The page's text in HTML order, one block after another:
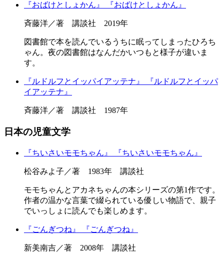
『おばけとしょかん』 『おばけとしょかん』
斉藤洋／著 講談社 2019年
図書館で本を読んでいるうちに眠ってしまったひろち
ゃん。夜の図書館はなんだかいつもと様子が違いま
す。
『ルドルフとイッパイアッテナ』
『ルドルフとイッパ
イアッテナ』
斉藤洋／著 講談社 1987年
日本の児童文学
『ちいさいモモちゃん』 『ちいさいモモちゃん』
松谷みよ子／著 1983年 講談社
モモちゃんとアカネちゃんの本シリーズの第1作です。
作者の温かな言葉で綴られている優しい物語で、親子
でいっしょに読んでも楽しめます。
『ごんぎつね』 『ごんぎつね』
新美南吉／著 2008年 講談社